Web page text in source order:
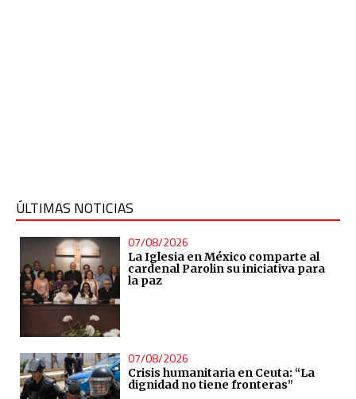
ÚLTIMAS NOTICIAS
07/08/2026
La Iglesia en México comparte al
cardenal Parolin su iniciativa para
la paz
07/08/2026
Crisis humanitaria en Ceuta: “La
dignidad no tiene fronteras”